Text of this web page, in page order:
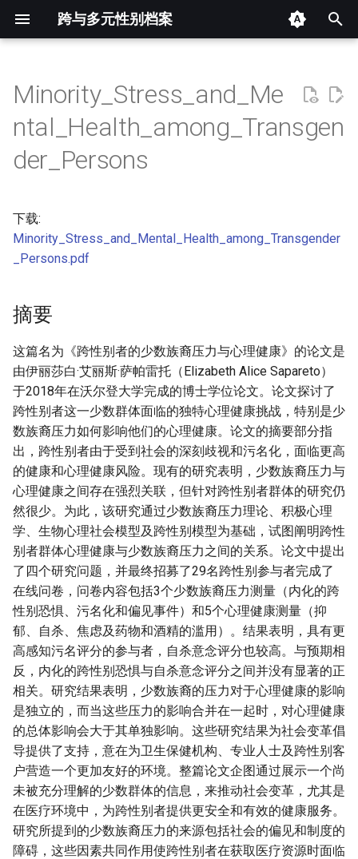
跨与多元性别档案
开
始
索
摘要
其他信息 [Processed Page
Metadata]
Minority_Stress_and_Me
ntal_Health_among_Transgen
der_Persons
下载:
Minority_Stress_and_Mental_Health_among_Transgender
_Persons.pdf
摘要
这篇名为《跨性别者的少数族裔压力与心理健康》的论文是
由伊丽莎白·艾丽斯·萨帕雷托（Elizabeth Alice Sapareto）
于2018年在沃尔登大学完成的博士学位论文。论文探讨了
跨性别者这一少数群体面临的独特心理健康挑战，特别是少
数族裔压力如何影响他们的心理健康。论文的摘要部分指
出，跨性别者由于受到社会的深刻歧视和污名化，面临更高
的健康和心理健康风险。现有的研究表明，少数族裔压力与
心理健康之间存在强烈关联，但针对跨性别者群体的研究仍
然很少。为此，该研究通过少数族裔压力理论、积极心理
学、生物心理社会模型及跨性别模型为基础，试图阐明跨性
别者群体心理健康与少数族裔压力之间的关系。论文中提出
了四个研究问题，并最终招募了29名跨性别参与者完成了
在线问卷，问卷内容包括3个少数族裔压力测量（内化的跨
性别恐惧、污名化和偏见事件）和5个心理健康测量（抑
郁、自杀、焦虑及药物和酒精的滥用）。结果表明，具有更
高感知污名评分的参与者，自杀意念评分也较高。与预期相
反，内化的跨性别恐惧与自杀意念评分之间并没有显著的正
相关。研究结果表明，少数族裔的压力对于心理健康的影响
是独立的，而当这些压力的影响合并在一起时，对心理健康
的总体影响会大于其单独影响。这些研究结果为社会变革倡
导提供了支持，意在为卫生保健机构、专业人士及跨性别客
户营造一个更加友好的环境。整篇论文企图通过展示一个尚
未被充分理解的少数群体的信息，来推动社会变革，尤其是
在医疗环境中，为跨性别者提供更安全和有效的健康服务。
研究所提到的少数族裔压力的来源包括社会的偏见和制度的
障碍，这些因素共同作用使跨性别者在获取医疗资源时面临